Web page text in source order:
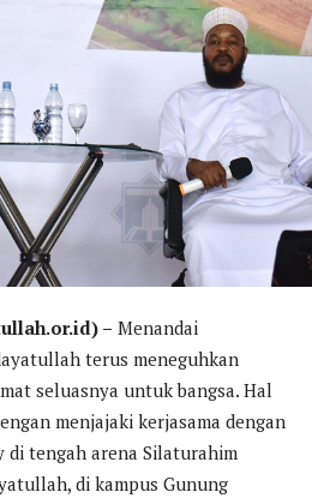
– Menandai
terus meneguhkan
seluasnya untuk bangsa. Hal
menjajaki kerjasama dengan
tengah arena Silaturahim
di kampus Gunung